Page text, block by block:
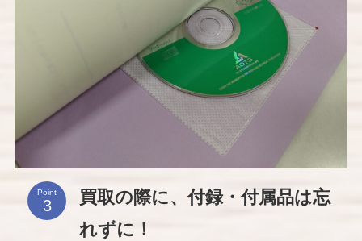
Point
買取の際に、付録・付属品は忘
れずに！